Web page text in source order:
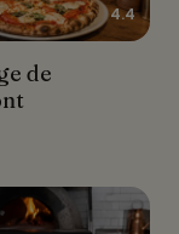
de Florimont
4.4
de